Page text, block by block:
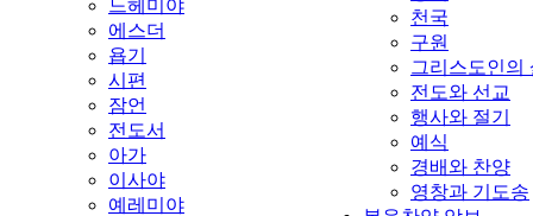
느헤미야
에스더
욥기
시편
잠언
전도서
아가
이사야
예레미야
천국
구원
그리스도인의
전도와 선교
행사와 절기
예식
경배와 찬양
영창과 기도송